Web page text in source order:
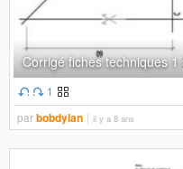
Corrigé fiches techniques 1
1
parbobdylan il y a 8 ans